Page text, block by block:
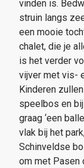
vinden is.
struin langs
een mooie
chalet, die je
is het verder
vijver met vis-
Kinderen
speelbos en
graag ‘een
vlak bij het
Schinveldse
om met Pasen